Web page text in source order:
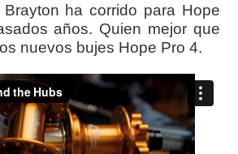
ha corrido para Hope
años. Quien mejor que
nuevos bujes Hope Pro 4.